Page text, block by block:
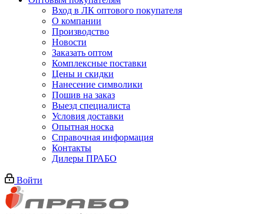
Вход в ЛК оптового покупателя
О компании
Производство
Новости
Заказать оптом
Комплексные поставки
Цены и скидки
Нанесение символики
Пошив на заказ
Выезд специалиста
Условия доставки
Опытная носка
Справочная информация
Контакты
Дилеры ПРАБО
Войти